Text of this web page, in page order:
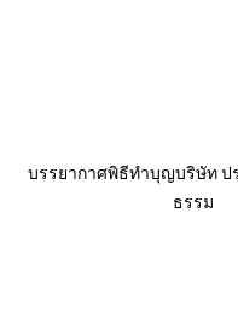
บรรยากาศพิธีทำบุญบริษัท ป
ธรรม